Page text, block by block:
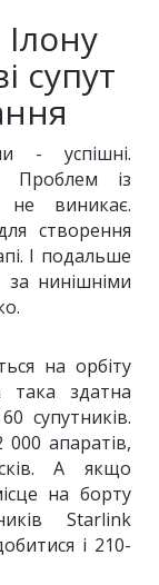
супут
- успішні.
Проблем із
не виникає.
створення
І подальше
нинішніми
на орбіту
така здатна
супутників.
апаратів,
А якщо
на борту
Starlink
і 210-